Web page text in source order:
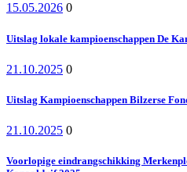
15.05.2026 0
Uitslag lokale kampioenschappen De
21.10.2025 0
Uitslag Kampioenschappen Bilzerse
21.10.2025 0
Voorlopige eindrangschikking